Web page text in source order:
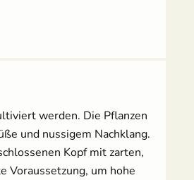
werden. Die Pflanzen
und nussigem Nachklang.
Kopf mit zarten,
Voraussetzung, um hohe